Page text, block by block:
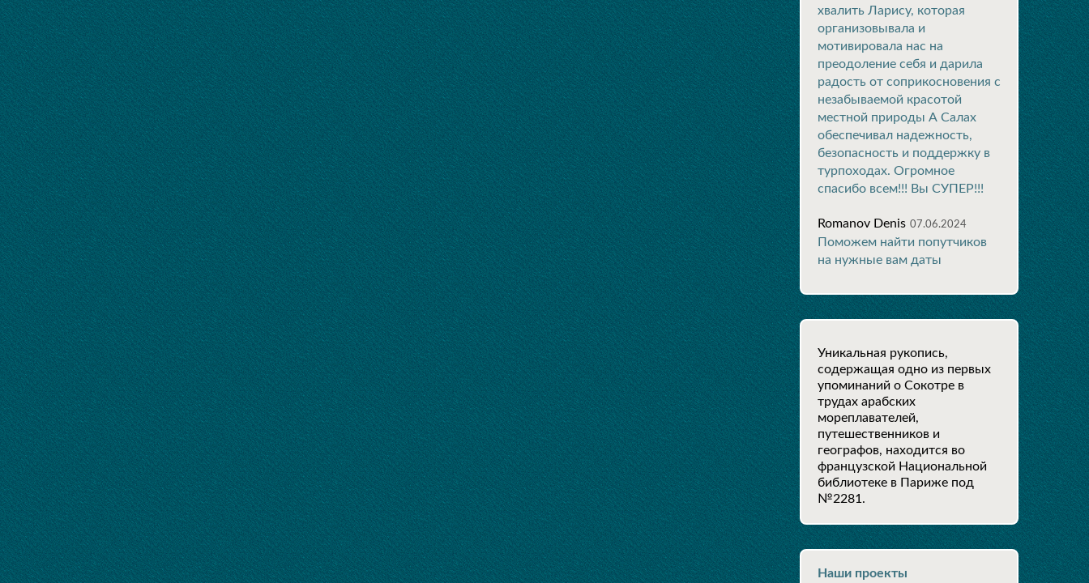
хвалить Ларису, которая
организовывала и
мотивировала нас на
преодоление себя и дарила
радость от соприкосновения с
незабываемой красотой
местной природы А Салах
обеспечивал надежность,
безопасность и поддержку в
турпоходах. Огромное
спасибо всем!!! Вы СУПЕР!!!
Romanov Denis 07.06.2024
Поможем найти попутчиков
на нужные вам даты
Уникальная рукопись,
содержащая одно из первых
упоминаний о Сокотре в
трудах арабских
мореплавателей,
путешественников и
географов, находится во
французской Национальной
библиотеке в Париже под
№2281.
Наши проекты